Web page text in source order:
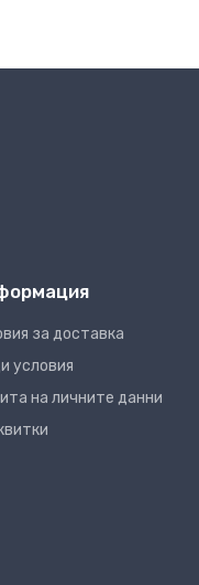
за доставка
условия
на личните данни